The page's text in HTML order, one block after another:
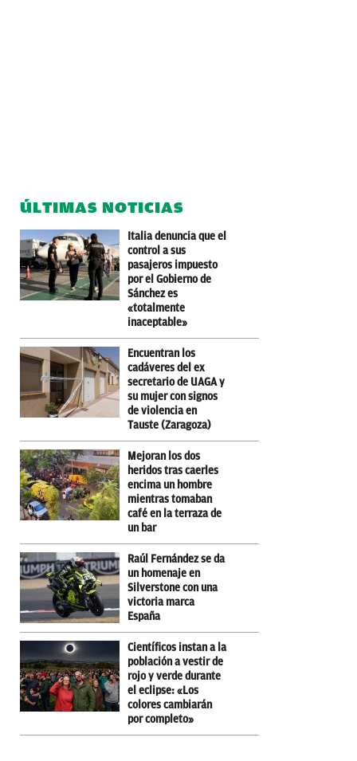
ÚLTIMAS NOTICIAS
Italia denuncia que el
control a sus
pasajeros impuesto
por el Gobierno de
Sánchez es
«totalmente
inaceptable»
Encuentran los
cadáveres del ex
secretario de UAGA y
su mujer con signos
de violencia en
Tauste (Zaragoza)
Mejoran los dos
heridos tras caerles
encima un hombre
mientras tomaban
café en la terraza de
un bar
Raúl Fernández se da
un homenaje en
Silverstone con una
victoria marca
España
Científicos instan a la
población a vestir de
rojo y verde durante
el eclipse: «Los
colores cambiarán
por completo»